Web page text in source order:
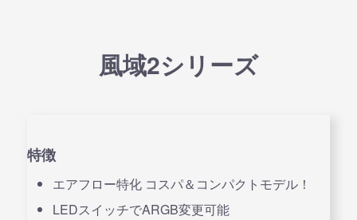
風域2シリーズ
特徴
エアフロー特化 コスパ＆コンパクトモデル！
LEDスイッチでARGB変更可能